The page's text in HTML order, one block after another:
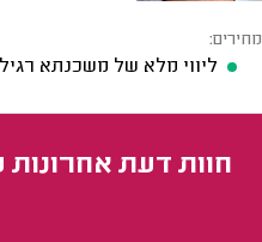
מחירים:
ליווי מלא של משכנתא
חוות דעת